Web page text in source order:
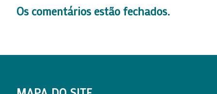
Os comentários estão fechados.